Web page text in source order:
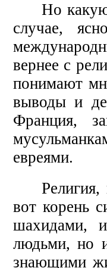
Но
случае,
вернее с
понимают
выводы и
Франция,
евреями.
вот корень
шахидами,
людьми, но
знающими